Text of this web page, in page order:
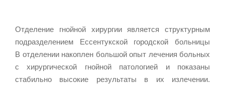
Отделение гнойной хирургии является структурным
подразделением Ессентукской городской больницы
В отделении накоплен большой опыт лечения больных
с хирургической гнойной патологией и показаны
стабильно высокие результаты в их излечении.